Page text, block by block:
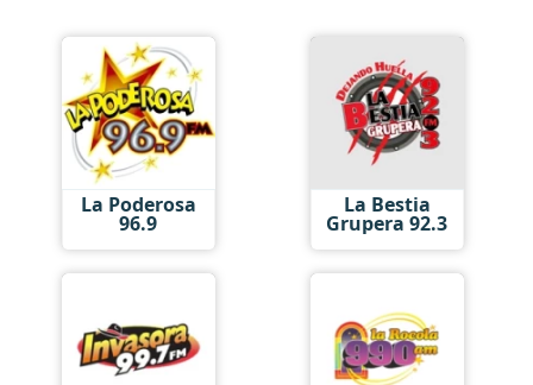
La Poderosa
96.9
La Bestia
Grupera 92.3